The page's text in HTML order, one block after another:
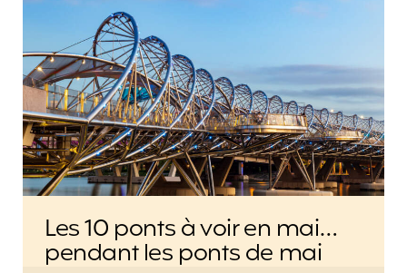
Les 10 ponts à voir en mai…
pendant les ponts de mai